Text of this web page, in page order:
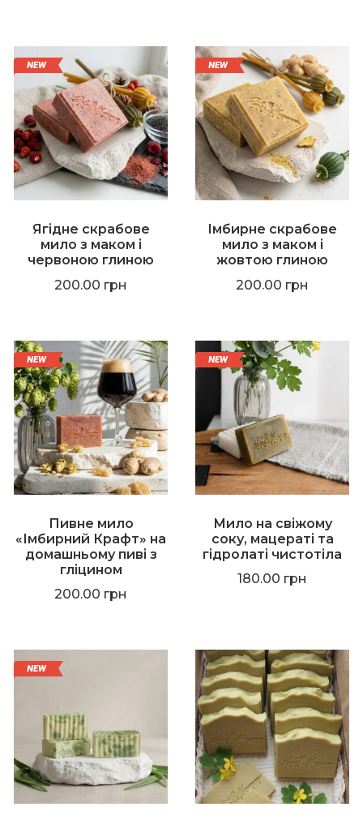
Ягідне скрабове
мило з маком і
червоною глиною
200.00 грн
Імбирне скрабове
мило з маком і
жовтою глиною
200.00 грн
Пивне мило
«Імбирний Крафт» на
домашньому пиві з
гліцином
200.00 грн
Мило на свіжому
соку, мацераті та
гідролаті чистотіла
180.00 грн